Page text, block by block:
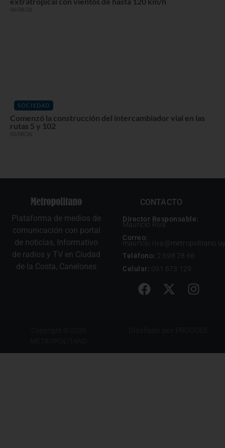
06/08/26
SOCIEDAD
Comenzó la construcción del intercambiador vial en las
rutas 5 y 102
05/08/26
Plataforma de medios de
comunicación con portal
de noticias, Informativo
de radios y TV en Ciudad
de la Costa, Canelones
CONTACTO
Director Responsable:
Mauricio Riva
Correo:
mauricio.riva@metropolitano.uy
Teléfono: 2 698 78 66
Celular: 091 673 129